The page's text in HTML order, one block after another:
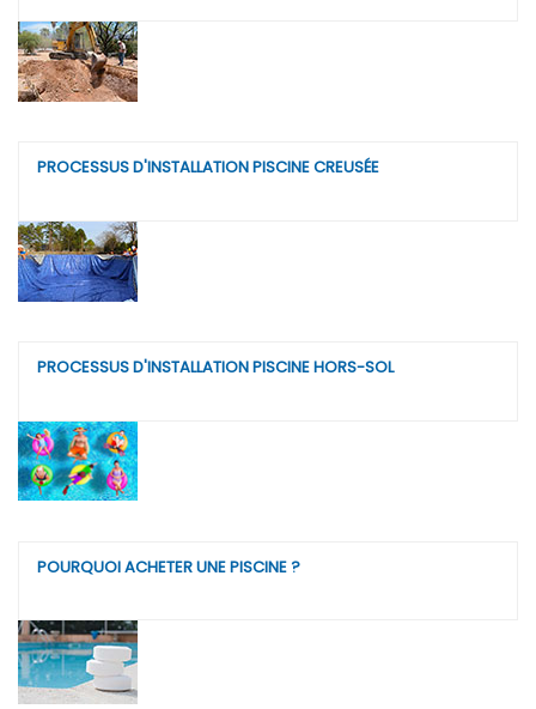
PROCESSUS D'INSTALLATION PISCINE CREUSÉE
PROCESSUS D'INSTALLATION PISCINE HORS-SOL
POURQUOI ACHETER UNE PISCINE ?